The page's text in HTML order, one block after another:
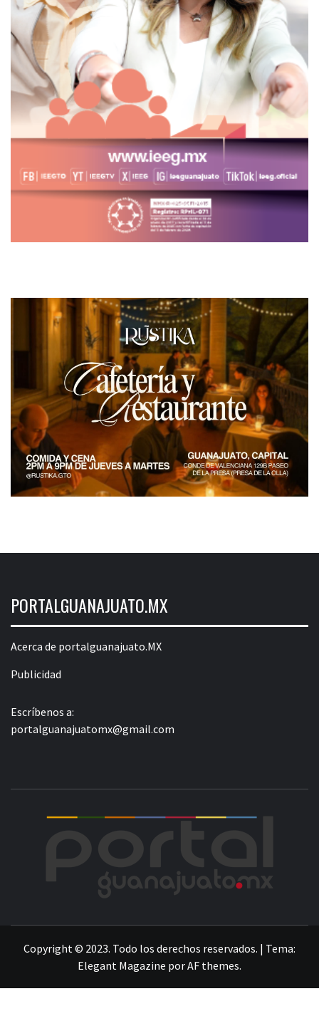
PORTALGUANAJUATO.MX
Acerca de portalguanajuato.MX
Publicidad
Escríbenos a:
portalguanajuatomx@gmail.com
Copyright © 2023. Todo los derechos reservados. | Tema:
Elegant Magazine porAF themes.